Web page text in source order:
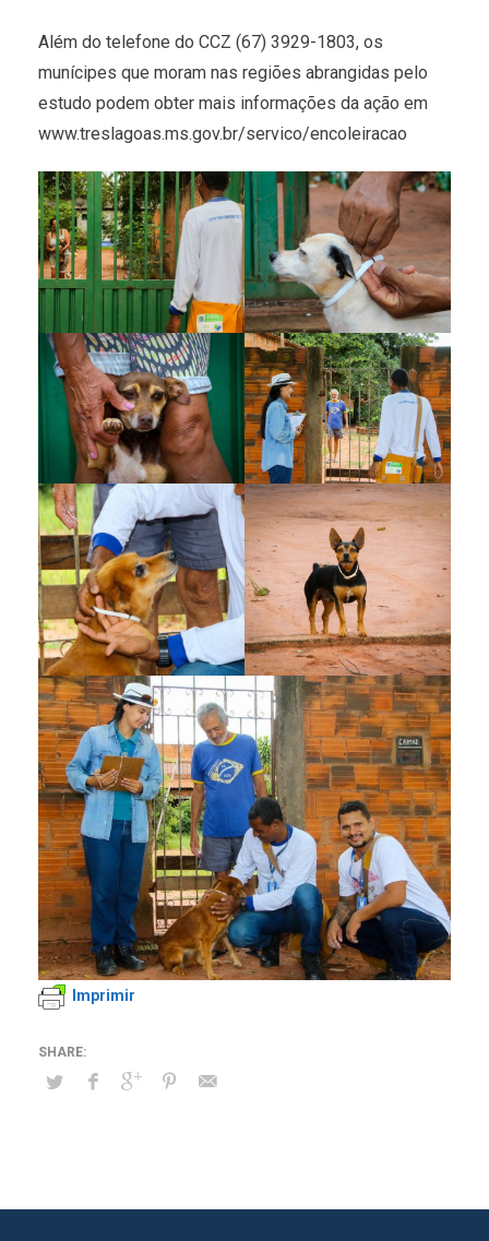
Além do telefone do CCZ (67) 3929-1803, os
munícipes que moram nas regiões abrangidas pelo
estudo podem obter mais informações da ação em
www.treslagoas.ms.gov.br/servico/encoleiracao
Imprimir